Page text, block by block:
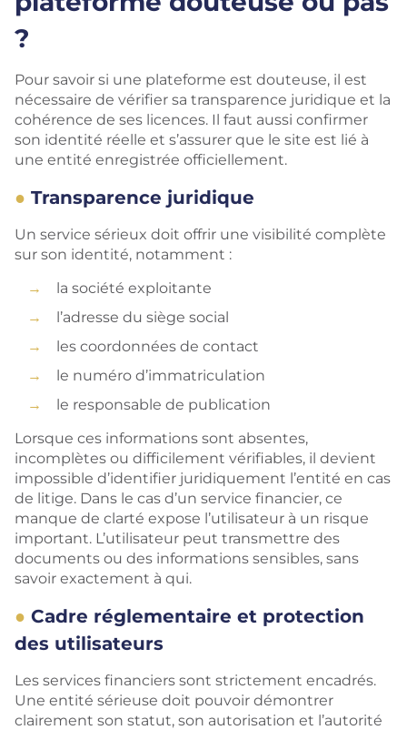
?
Pour savoir si une plateforme est douteuse, il est
nécessaire de vérifier sa transparence juridique et la
cohérence de ses licences. Il faut aussi confirmer
son identité réelle et s’assurer que le site est lié à
une entité enregistrée officiellement.
Transparence juridique
Un service sérieux doit offrir une visibilité complète
sur son identité, notamment :
la société exploitante
l’adresse du siège social
les coordonnées de contact
le numéro d’immatriculation
le responsable de publication
Lorsque ces informations sont absentes,
incomplètes ou difficilement vérifiables, il devient
impossible d’identifier juridiquement l’entité en cas
de litige. Dans le cas d’un service financier, ce
manque de clarté expose l’utilisateur à un risque
important. L’utilisateur peut transmettre des
documents ou des informations sensibles, sans
savoir exactement à qui.
Cadre réglementaire et protection
des utilisateurs
Les services financiers sont strictement encadrés.
Une entité sérieuse doit pouvoir démontrer
clairement son statut, son autorisation et l’autorité